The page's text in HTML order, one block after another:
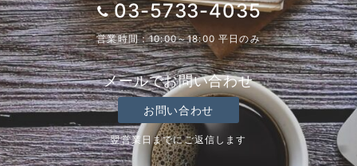
03-5733-4035
営業時間：10:00～18:00 平日のみ
メールでお問い合わせ
お問い合わせ
翌営業日までにご返信します